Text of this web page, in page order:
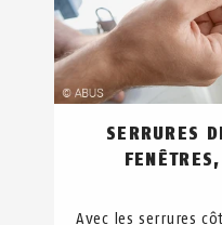
SERRURES
Avec les serrures